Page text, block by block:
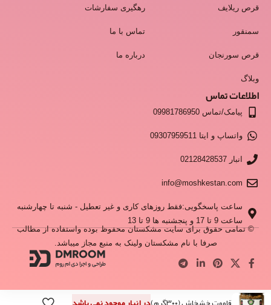
قرص ریلایف
سمنقور
قرص سورنجان
وبلاگ
رهگیری سفارشات
تماس با ما
درباره ما
اطلاعات تماس
پیامک/تماس 09981786950
واتساپ و ایتا 09307959511
انبار 02128428537
info@moshkestan.com
ساعت پاسخگویی:فقط روزهای کاری و غیر تعطیل - شنبه تا چهارشنبه
ساعت 9 تا 17 و پنجشنبه ها 9 تا 13
© تمامی حقوق برای سایت مشکستان محفوظ بوده واستفاده از مطالب
صرفا با نام مشکستان ولینک به منبع مجاز میباشد.